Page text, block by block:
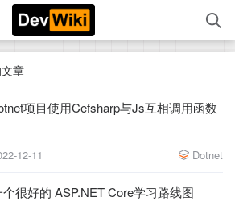
章
项目使用Cefsharp与Js互相调用函数
12-11 Dotnet
个很好的 ASP.NET Core学习路线图